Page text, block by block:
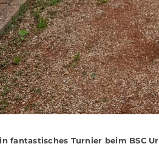
fantastisches Turnier beim BSC Ur